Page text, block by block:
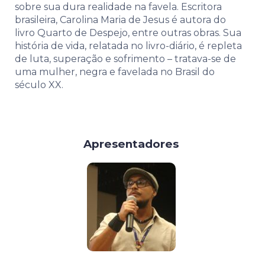
sobre sua dura realidade na favela. Escritora
brasileira, Carolina Maria de Jesus é autora do
livro Quarto de Despejo, entre outras obras. Sua
história de vida, relatada no livro-diário, é repleta
de luta, superação e sofrimento – tratava-se de
uma mulher, negra e favelada no Brasil do
século XX.
Apresentadores